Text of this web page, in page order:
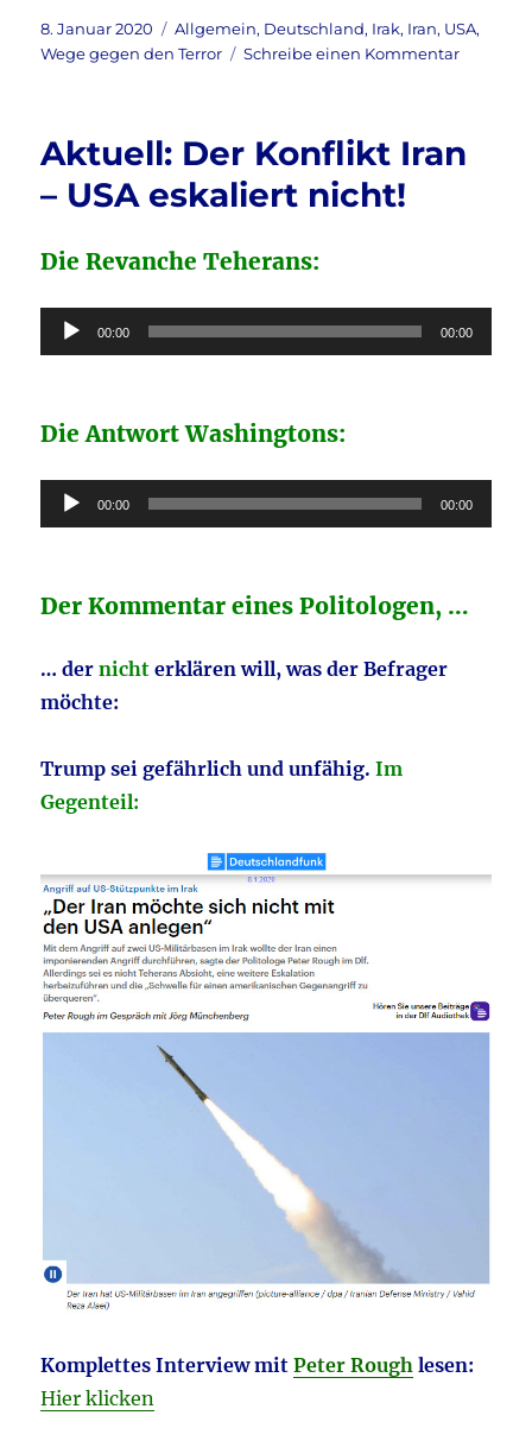
c
e
o
o
k
it
te
ai
l
le
n
Veröffentlicht
am
8. Januar 2020 Kategorien
Allgemein, Deutschland, Irak, Iran, USA,
Wege gegen den Terror
Schreibe einen Kommentarzu
Aktuell: Der Konflikt Iran
– USA eskaliert nicht!
Die Revanche Teherans:
Audio-
Player
00:00 00:00
Die Antwort Washingtons:
Audio-
Player
00:00 00:00
Der Kommentar eines Politologen, …
… dernicht erklären will, was der Befrager
möchte:
Trump sei gefährlich und unfähig. Im
Gegenteil:
Komplettes Interview mitPeter Rough lesen:
Hier klicken